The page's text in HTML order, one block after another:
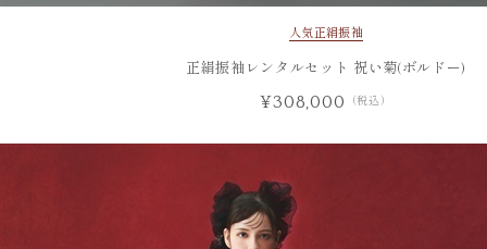
人気 正絹振袖
正絹振袖レンタルセット 祝い菊(ボルドー)
¥308,000 （税込）